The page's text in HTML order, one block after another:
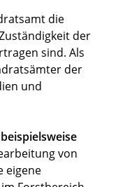
die
der
sind. Als
der
und
von
eigene